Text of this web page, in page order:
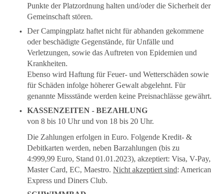
Punkte der Platzordnung halten und/oder die Sicherheit der
Gemeinschaft stören.
Der Campingplatz haftet nicht für abhanden gekommene
oder beschädigte Gegenstände, für Unfälle und
Verletzungen, sowie das Auftreten von Epidemien und
Krankheiten.
Ebenso wird Haftung für Feuer- und Wetterschäden sowie
für Schäden infolge höherer Gewalt abgelehnt. Für
genannte Missstände werden keine Preisnachlässe gewährt.
KASSENZEITEN - BEZAHLUNG
von 8 bis 10 Uhr und von 18 bis 20 Uhr.
Die Zahlungen erfolgen in Euro. Folgende Kredit- &
Debitkarten werden, neben Barzahlungen (bis zu
4:999,99 Euro, Stand 01.01.2023), akzeptiert: Visa, V-Pay,
Master Card, EC, Maestro. Nicht akzeptiert sind: American
Express und Diners Club.